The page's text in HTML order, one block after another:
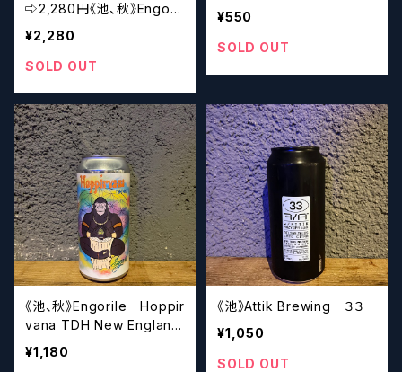
⇨2,280円《池、秋》Engoril
e 3点セット
¥2,280
SOLD OUT
¥550
SOLD OUT
《池、秋》Engorile Hoppir
vana TDH New England
IPA
¥1,180
《池》Attik Brewing ３３
¥1,050
SOLD OUT